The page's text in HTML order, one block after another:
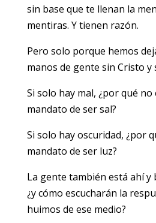
sin base que te llenan la
mentiras. Y tienen razón.
Pero solo porque hemos
manos de gente sin Cristo y
Si solo hay mal, ¿por qué
mandato de ser sal?
Si solo hay oscuridad, ¿por
mandato de ser luz?
La gente también está ahí y
¿y cómo escucharán la
huimos de ese medio?